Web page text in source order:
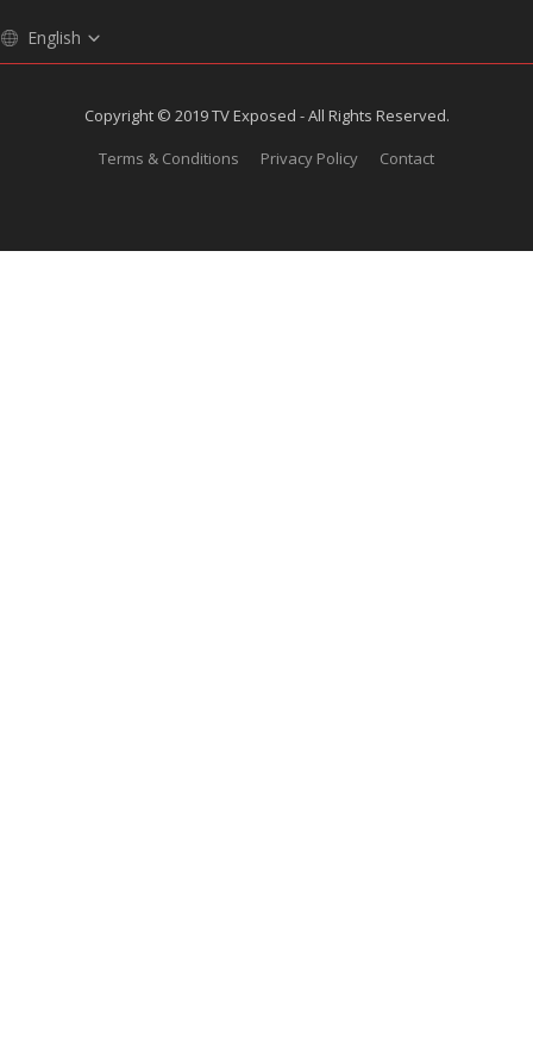
English
Copyright © 2019 TV Exposed - All Rights Reserved.
Terms & Conditions
Privacy Policy Contact